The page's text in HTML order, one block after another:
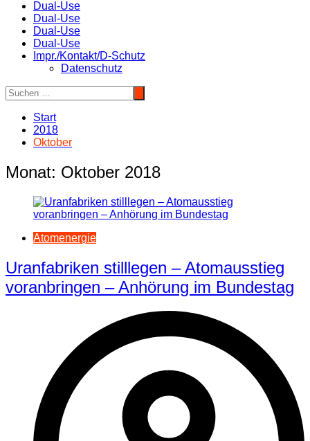
Dual-Use
Dual-Use
Dual-Use
Dual-Use
Impr./Kontakt/D-Schutz
Datenschutz
Start
2018
Oktober
Monat: Oktober 2018
Atomenergie
Uranfabriken stilllegen – Atomausstieg
voranbringen – Anhörung im Bundestag